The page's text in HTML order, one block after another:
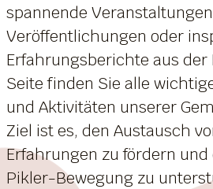
spannende
Veröffentlichungen oder
Erfahrungsberichte aus der
Seite finden Sie alle
und Aktivitäten unserer
Ziel ist es, den Austausch
Erfahrungen zu fördern
Pikler-Bewegung zu